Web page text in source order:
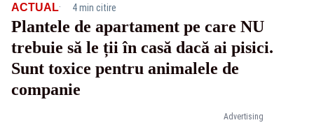
Advertising
ACTUAL· 4 min citire
Plantele de apartament pe care NU
trebuie să le ții în casă dacă ai pisici.
Sunt toxice pentru animalele de
companie